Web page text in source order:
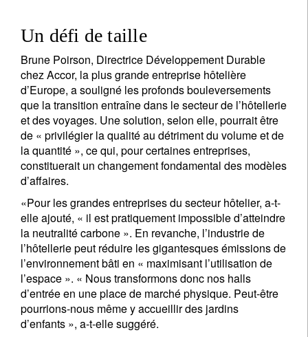
Un défi de taille
Brune Poirson, Directrice Développement Durable
chez Accor, la plus grande entreprise hôtelière
d’Europe, a souligné les profonds bouleversements
que la transition entraîne dans le secteur de l’hôtellerie
et des voyages. Une solution, selon elle, pourrait être
de « privilégier la qualité au détriment du volume et de
la quantité », ce qui, pour certaines entreprises,
constituerait un changement fondamental des modèles
d’affaires.
«Pour les grandes entreprises du secteur hôtelier, a-t-
elle ajouté, « il est pratiquement impossible d’atteindre
la neutralité carbone ». En revanche, l’industrie de
l’hôtellerie peut réduire les gigantesques émissions de
l’environnement bâti en « maximisant l’utilisation de
l’espace ». « Nous transformons donc nos halls
d’entrée en une place de marché physique. Peut-être
pourrions-nous même y accueillir des jardins
d’enfants », a-t-elle suggéré.